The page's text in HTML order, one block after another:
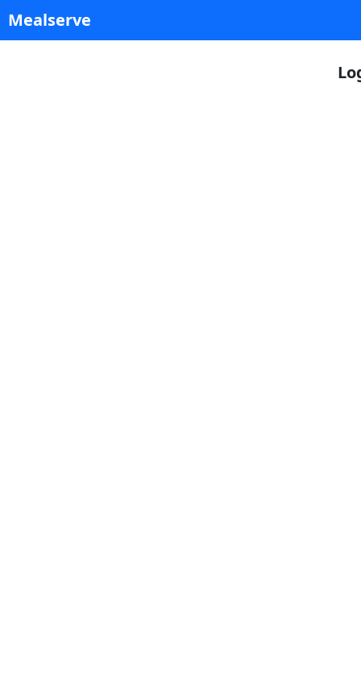
Mealserve